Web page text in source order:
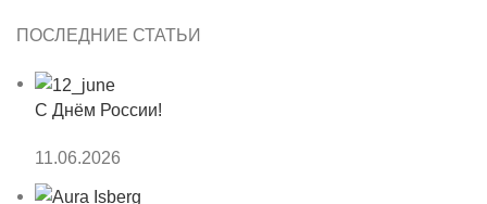
ПОСЛЕДНИЕ СТАТЬИ
С Днём России!
11.06.2026